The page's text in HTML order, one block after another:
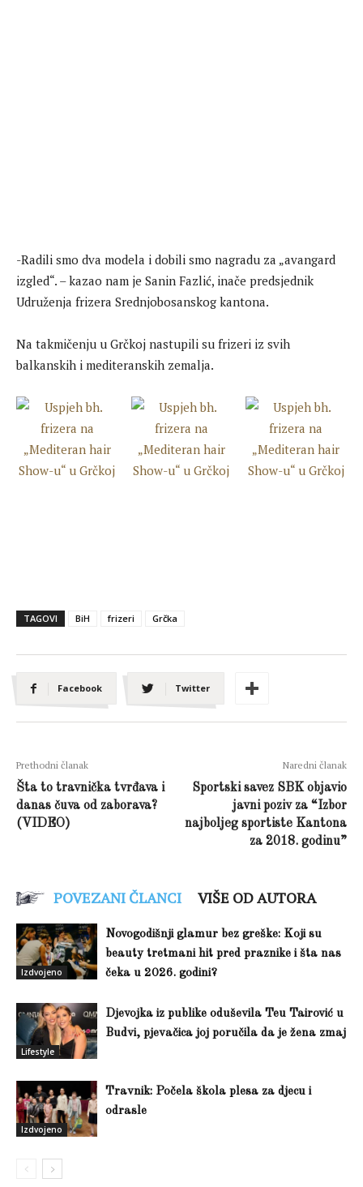
-Radili smo dva modela i dobili smo nagradu za „avangard
izgled“. – kazao nam je Sanin Fazlić, inače predsjednik
Udruženja frizera Srednjobosanskog kantona.
Na takmičenju u Grčkoj nastupili su frizeri iz svih
balkanskih i mediteranskih zemalja.
TAGOVI BiH frizeri Grčka
Facebook Twitter
Prethodni članak
Šta to travnička tvrđava i
danas čuva od zaborava?
(VIDEO)
Naredni članak
Sportski savez SBK objavio
javni poziv za “Izbor
najboljeg sportiste Kantona
za 2018. godinu”
POVEZANI ČLANCI VIŠE OD AUTORA
Izdvojeno
Novogodišnji glamur bez greške: Koji su
beauty tretmani hit pred praznike i šta nas
čeka u 2026. godini?
Lifestyle
Djevojka iz publike oduševila Teu Tairović u
Budvi, pjevačica joj poručila da je žena zmaj
Izdvojeno
Travnik: Počela škola plesa za djecu i
odrasle